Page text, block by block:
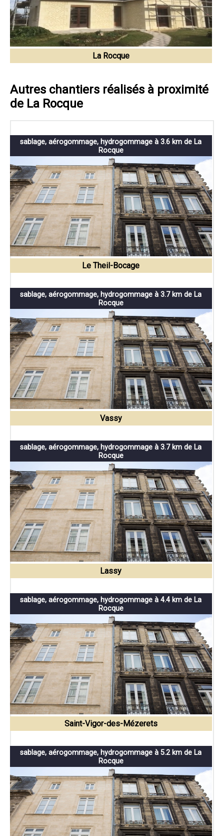
La Rocque
Autres chantiers réalisés à proximité
de La Rocque
sablage, aérogommage, hydrogommage à 3.6 km de La
Rocque
Le Theil-Bocage
sablage, aérogommage, hydrogommage à 3.7 km de La
Rocque
Vassy
sablage, aérogommage, hydrogommage à 3.7 km de La
Rocque
Lassy
sablage, aérogommage, hydrogommage à 4.4 km de La
Rocque
Saint-Vigor-des-Mézerets
sablage, aérogommage, hydrogommage à 5.2 km de La
Rocque